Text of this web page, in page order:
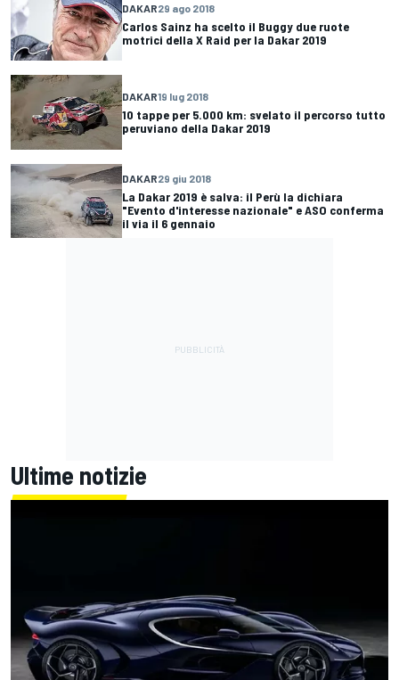
DAKAR29 ago 2018
Carlos Sainz ha scelto il Buggy due ruote
motrici della X Raid per la Dakar 2019
DAKAR19 lug 2018
10 tappe per 5.000 km: svelato il percorso tutto
peruviano della Dakar 2019
DAKAR29 giu 2018
La Dakar 2019 è salva: il Perù la dichiara
"Evento d'interesse nazionale" e ASO conferma
il via il 6 gennaio
Ultime notizie